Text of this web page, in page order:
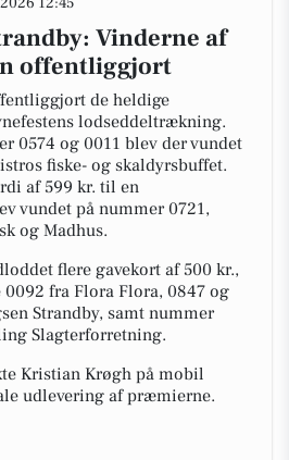
Vinderne af
offentliggjort
de heldige
lodseddeltrækning.
0574 og 0011 blev der vundet
fiske- og skaldyrsbuffet.
af 599 kr. til en
vundet på nummer 0721,
og Madhus.
flere gavekort af 500 kr.,
fra Flora Flora, 0847 og
Strandby, samt nummer
Slagterforretning.
Kristian Krøgh på mobil
udlevering af præmierne.